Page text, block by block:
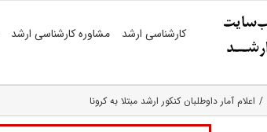
کارشناسی ارشد مشاوره کارشناسی ارشد
اعلام آمار داوطلبان کنکور ارشد مبتلا به کرونا